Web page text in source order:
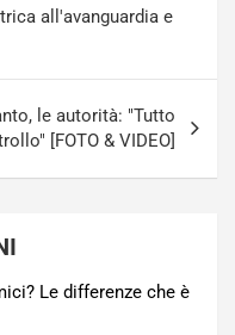
all'avanguardia e
le autorità: "Tutto
[FOTO & VIDEO]
Le differenze che è